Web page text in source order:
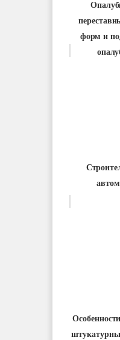
форм и